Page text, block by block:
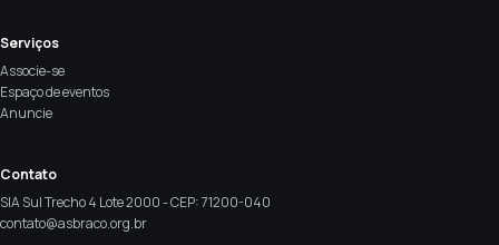
Serviços
Associe-se
Espaço de eventos
Anuncie
Contato
SIA Sul Trecho 4 Lote 2000 - CEP: 71200-040
contato@asbraco.org.br